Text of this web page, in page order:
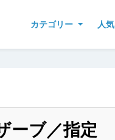
カテゴリー 人
ーブ／指定